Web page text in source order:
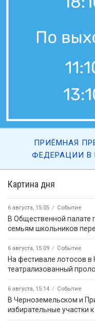
Картина дня
6 августа, 15:05 Событие
В Общественной палате
семьям школьников
6 августа, 15:09 Событие
На фестивале лотосов
театрализованный
6 августа, 15:14 Событие
В Черноземельском и
избирательные участки
ПРИЁМНАЯ
ФЕДЕРАЦИИ В